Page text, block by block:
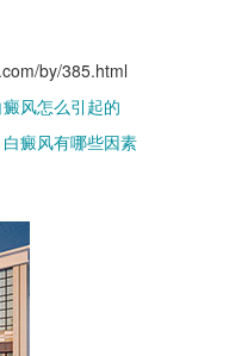
by/385.html
风怎么引起的
癜风有哪些因素